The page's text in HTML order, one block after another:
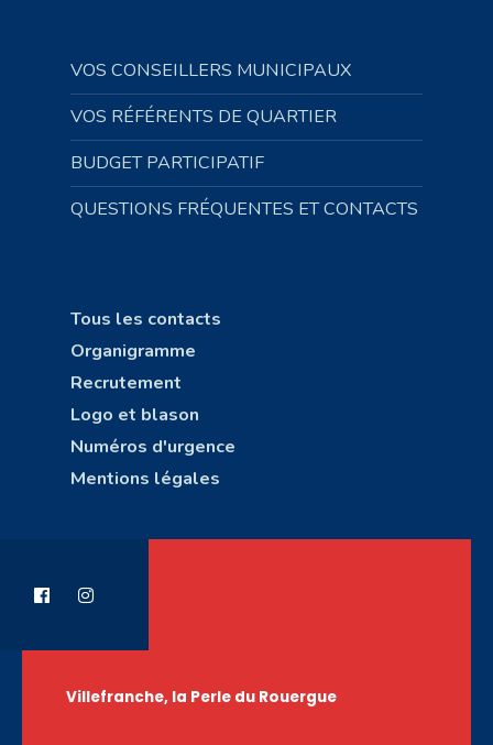
VOS CONSEILLERS MUNICIPAUX
VOS RÉFÉRENTS DE QUARTIER
BUDGET PARTICIPATIF
QUESTIONS FRÉQUENTES ET CONTACTS
Tous les contacts
Organigramme
Recrutement
Logo et blason
Numéros d'urgence
Mentions légales
Villefranche, la Perle du Rouergue